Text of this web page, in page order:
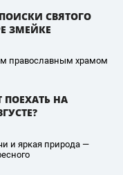
СВЯТОГО
ЗМЕЙКЕ
православным храмом
НА
и яркая природа —